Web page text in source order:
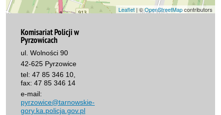
Leaflet | ©OpenStreetMapcontributors
Komisariat Policji w
Pyrzowicach
ul. Wolności 90
42-625 Pyrzowice
tel: 47 85 346 10,
fax: 47 85 346 14
e-mail:
pyrzowice@tarnowskie-
gory.ka.policja.gov.pl